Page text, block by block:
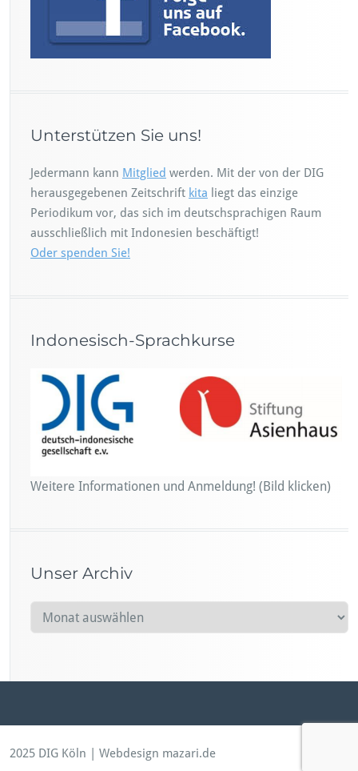
Unterstützen Sie uns!
Jedermann kann Mitglied werden. Mit der von der DIG
herausgegebenen Zeitschrift kita liegt das einzige
Periodikum vor, das sich im deutschsprachigen Raum
ausschließlich mit Indonesien beschäftigt!
Oder spenden Sie!
Indonesisch-Sprachkurse
Weitere Informationen und Anmeldung! (Bild klicken)
Unser Archiv
n
r
c
2025 DIG Köln | Webdesign mazari.de